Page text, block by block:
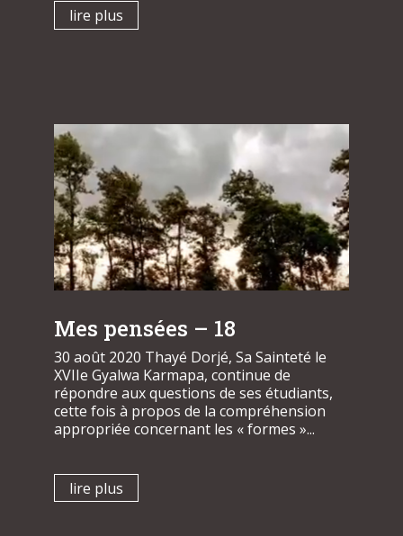
lire plus
Mes pensées – 18
30 août 2020 Thayé Dorjé, Sa Sainteté le
XVIIe Gyalwa Karmapa, continue de
répondre aux questions de ses étudiants,
cette fois à propos de la compréhension
appropriée concernant les « formes »...
lire plus